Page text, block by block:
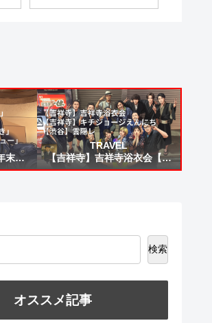
末乾
なる
TRAVEL
【吉祥寺】吉祥寺浴衣会【吉
祥寺】キチジョージえんにち
検索
オススメ記事